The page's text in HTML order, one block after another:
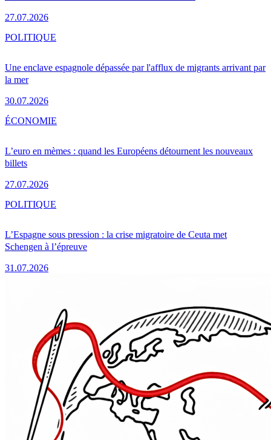
27.07.2026
Une enclave espagnole dépassée par l'afflux de migrants arrivant par
la mer
30.07.2026
POLITIQUE
L’euro en mèmes : quand les Européens détournent les nouveaux
billets
27.07.2026
ÉCONOMIE
L’Espagne sous pression : la crise migratoire de Ceuta met
Schengen à l’épreuve
31.07.2026
POLITIQUE